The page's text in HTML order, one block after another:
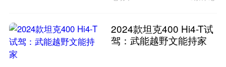
2024款坦克400 Hi4-T试
驾：武能越野文能持家